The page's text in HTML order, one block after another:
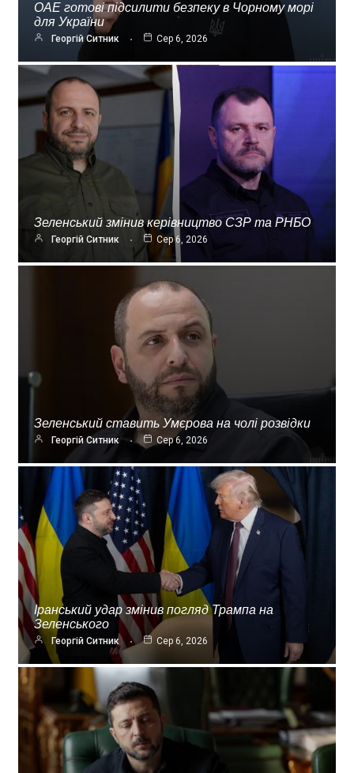
ОАЕ готові підсилити безпеку в Чорному морі
для України
Георгій Ситник Сер 6, 2026
Зеленський змінив керівництво СЗР та РНБО
Георгій Ситник Сер 6, 2026
Зеленський ставить Умєрова на чолі розвідки
Георгій Ситник Сер 6, 2026
Іранський удар змінив погляд Трампа на
Зеленського
Георгій Ситник Сер 6, 2026